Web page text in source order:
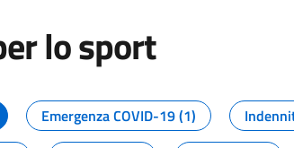
lo sport
dal Dipartimento
Emergenza COVID-19 (1)